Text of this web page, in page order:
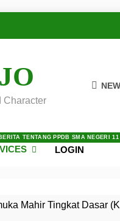
Character
TENTANG PPDB SMA NEGERI 11
LOGIN
Mahir Tingkat Dasar